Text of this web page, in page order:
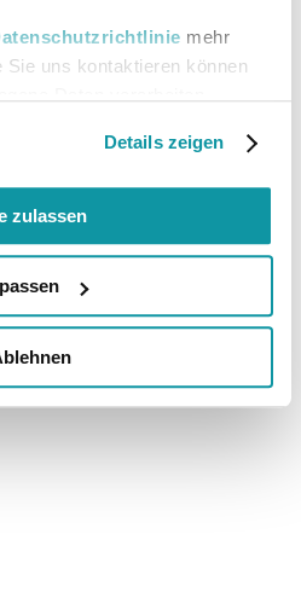
mehr
uns kontaktieren können
Details zeigen
zulassen